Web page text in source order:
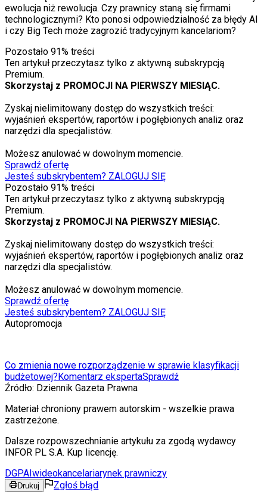
ewolucja niż rewolucja. Czy prawnicy staną się firmami
technologicznymi? Kto ponosi odpowiedzialność za błędy AI
i czy Big Tech może zagrozić tradycyjnym kancelariom?
Pozostało 91% treści
Ten artykuł przeczytasz tylko z aktywną subskrypcją
Premium.
Skorzystaj z PROMOCJI NA PIERWSZY MIESIĄC.
Zyskaj nielimitowany dostęp do wszystkich treści:
wyjaśnień ekspertów, raportów i pogłębionych analiz oraz
narzędzi dla specjalistów.
Możesz anulować w dowolnym momencie.
Sprawdź ofertę
Jesteś subskrybentem? ZALOGUJ SIĘ
Pozostało 91% treści
Ten artykuł przeczytasz tylko z aktywną subskrypcją
Premium.
Skorzystaj z PROMOCJI NA PIERWSZY MIESIĄC.
Zyskaj nielimitowany dostęp do wszystkich treści:
wyjaśnień ekspertów, raportów i pogłębionych analiz oraz
narzędzi dla specjalistów.
Możesz anulować w dowolnym momencie.
Sprawdź ofertę
Jesteś subskrybentem? ZALOGUJ SIĘ
Autopromocja
Co zmienia nowe rozporządzenie w sprawie klasyfikacji
budżetowej?Komentarz ekspertaSprawdź
Źródło: Dziennik Gazeta Prawna
Materiał chroniony prawem autorskim - wszelkie prawa
zastrzeżone.
Dalsze rozpowszechnianie artykułu za zgodą wydawcy
INFOR PL S.A. Kup licencję.
DGPAIwideokancelariarynek prawniczy
Drukuj Zgłoś błąd